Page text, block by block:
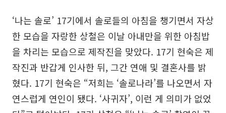
‘나는 솔로’ 17기에서 솔로들의 아침을 챙기면서 자상
한 모습을 자랑한 상철은 이날 아내만을 위한 아침밥
을 차리는 모습으로 제작진을 맞았다. 17기 현숙은 제
작진과 반갑게 인사한 뒤, 그간 연애 및 결혼사를 밝
혔다. 17기 현숙은 “저희는 ‘솔로나라’를 나오면서 자
연스럽게 연인이 됐다. ‘사귀자’, 이런 게 의미가 없었